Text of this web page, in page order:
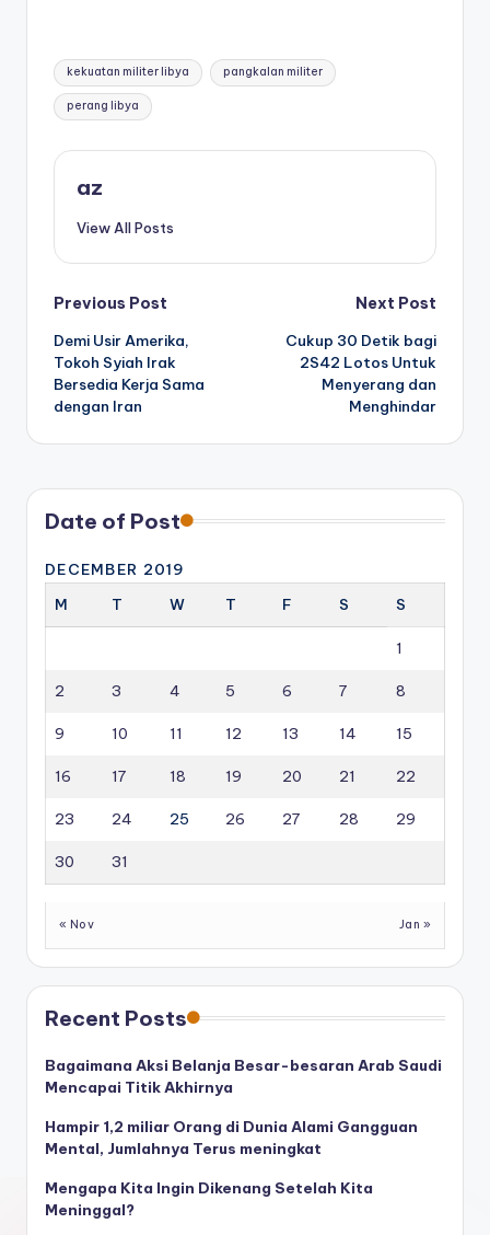
Tags:
kekuatan militer libya pangkalan militer
perang libya
az
View All Posts
Post
navigation
Previous Post
Demi Usir Amerika,
Tokoh Syiah Irak
Bersedia Kerja Sama
dengan Iran
Next Post
Cukup 30 Detik bagi
2S42 Lotos Untuk
Menyerang dan
Menghindar
Date of Post
DECEMBER 2019
M
T W T F S S
1
2 3 4 5 6 7 8
9 10 11 12 13 14 15
16 17 18 19 20 21 22
23 24 25 26 27 28 29
30 31
« Nov Jan »
Recent Posts
Bagaimana Aksi Belanja Besar-besaran Arab Saudi
Mencapai Titik Akhirnya
Hampir 1,2 miliar Orang di Dunia Alami Gangguan
Mental, Jumlahnya Terus meningkat
Mengapa Kita Ingin Dikenang Setelah Kita
Meninggal?